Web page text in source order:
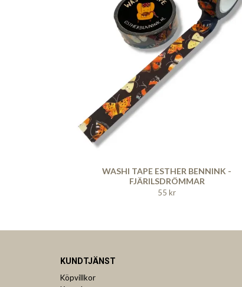
WASHI TAPE ESTHER BENNINK -
FJÄRILSDRÖMMAR
55 kr
KUNDTJÄNST
Köpvillkor